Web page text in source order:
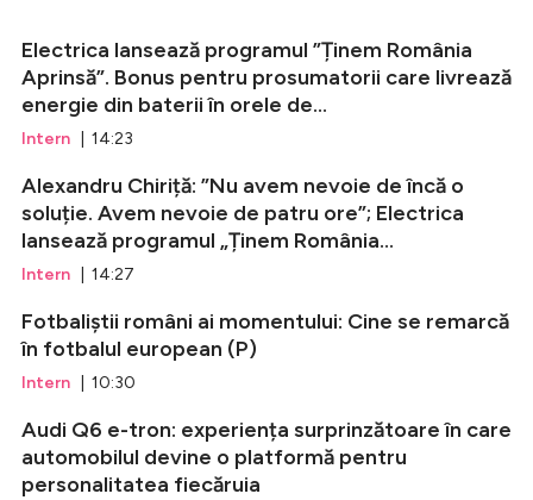
Electrica lansează programul ”Ținem România
Aprinsă”. Bonus pentru prosumatorii care livrează
energie din baterii în orele de...
Intern | 14:23
Alexandru Chiriță: ”Nu avem nevoie de încă o
soluție. Avem nevoie de patru ore”; Electrica
lansează programul „Ținem România...
Intern | 14:27
Fotbaliștii români ai momentului: Cine se remarcă
în fotbalul european (P)
Intern | 10:30
Audi Q6 e-tron: experiența surprinzătoare în care
automobilul devine o platformă pentru
personalitatea fiecăruia